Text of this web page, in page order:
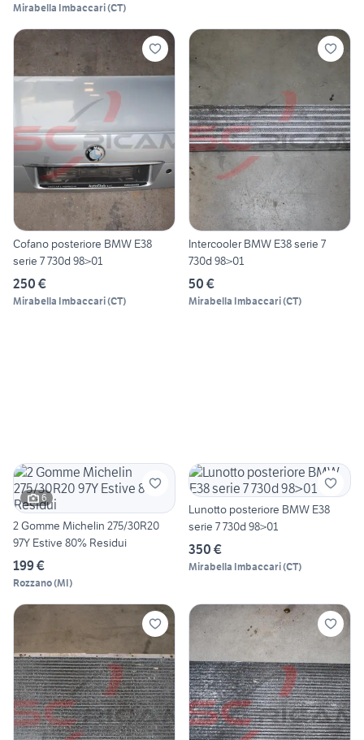
Mirabella Imbaccari(CT)
Cofano posteriore BMW E38
serie 7 730d 98>01
250 €
Mirabella Imbaccari(CT)
Intercooler BMW E38 serie 7
730d 98>01
50 €
Mirabella Imbaccari(CT)
6
2 Gomme Michelin 275/30R20
97Y Estive 80% Residui
199 €
Rozzano(MI)
Lunotto posteriore BMW E38
serie 7 730d 98>01
350 €
Mirabella Imbaccari(CT)